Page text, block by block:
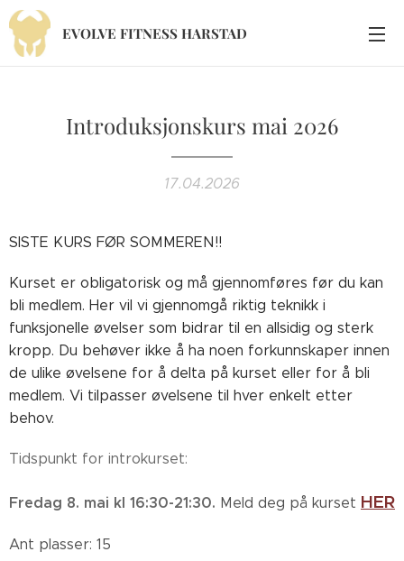
EVOLVE FITNESS HARSTAD
Introduksjonskurs mai 2026
17.04.2026
SISTE KURS FØR SOMMEREN!!
Kurset er obligatorisk og må gjennomføres før du kan
bli medlem. Her vil vi gjennomgå riktig teknikk i
funksjonelle øvelser som bidrar til en allsidig og sterk
kropp. Du behøver ikke å ha noen forkunnskaper innen
de ulike øvelsene for å delta på kurset eller for å bli
medlem. Vi tilpasser øvelsene til hver enkelt etter
behov.
Tidspunkt for introkurset:
Fredag 8. mai kl 16:30-21:30. Meld deg på kurset HER
Ant plasser: 15